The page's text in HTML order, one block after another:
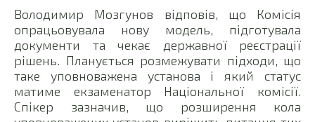
Володимир Мозгунов відповів, що Комісія
опрацьовувала нову модель, підготувала
документи та чекає державної реєстрації
рішень. Планується розмежувати підходи, що
таке уповноважена установа і який статус
матиме екзаменатор Національної комісії.
Спікер зазначив, що розширення кола